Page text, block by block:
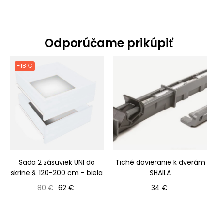
Odporúčame prikúpiť
-18 €
Sada 2 zásuviek UNI do
skrine š. 120-200 cm - biela
Bežná cena
80 € Cena
62 €
Tiché dovieranie k dverám
SHAILA
Cena
34 €